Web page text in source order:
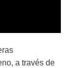
a través de